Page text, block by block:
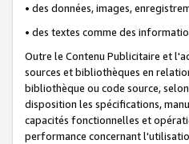
• des données, images,
• des textes comme des
Outre le Contenu Publicitaire et
sources et bibliothèques en
bibliothèque ou code source,
disposition les spécifications,
capacités fonctionnelles et
performance concernant